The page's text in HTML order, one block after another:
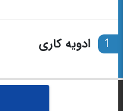
1 ادویه کاری